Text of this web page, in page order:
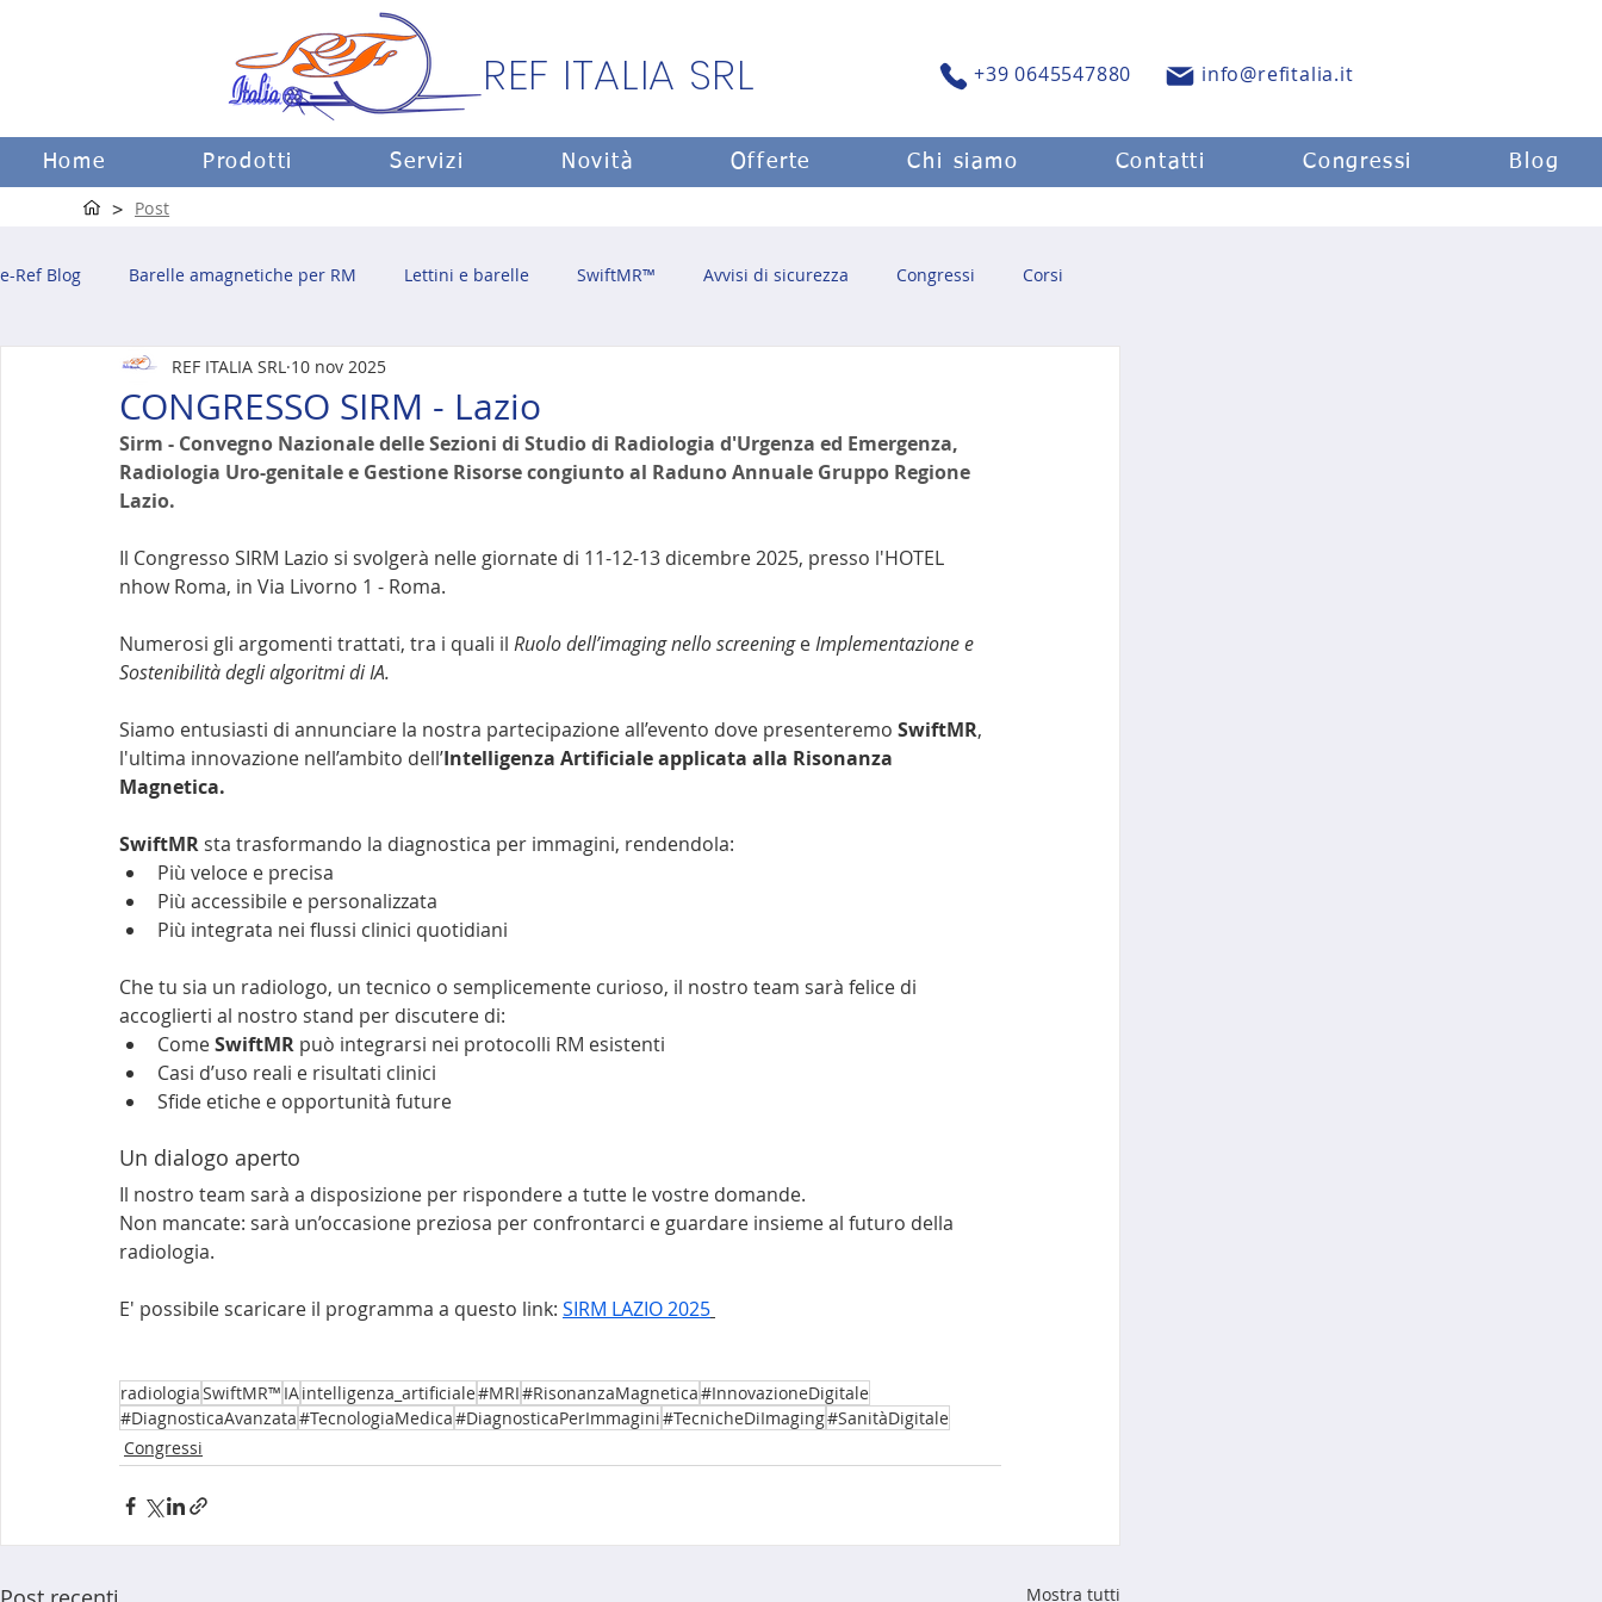
REF ITALIA SRL +39 0645547880 info@refitalia.it
Home Prodotti Servizi Novità Offerte Chi siamo Contatti Congressi Blog
> Post
e-Ref Blog Barelle amagnetiche per RM Lettini e barelle SwiftMR™ Avvisi di sicurezza Congressi Corsi
CONGRESSO SIRM - Lazio
REF ITALIA SRL 10 nov 2025
Sirm - Convegno Nazionale delle Sezioni di Studio di Radiologia d'Urgenza ed Emergenza,
Radiologia Uro-genitale e Gestione Risorse congiunto al Raduno Annuale Gruppo Regione
Lazio.
Il Congresso SIRM Lazio si svolgerà nelle giornate di 11-12-13 dicembre 2025, presso l'HOTEL
nhow Roma, in Via Livorno 1 - Roma.
Numerosi gli argomenti trattati, tra i quali il Ruolo dell’imaging nello screening e Implementazione e
Sostenibilità degli algoritmi di IA.
Siamo entusiasti di annunciare la nostra partecipazione all’evento dove presenteremo SwiftMR,
l'ultima innovazione nell’ambito dell’Intelligenza Artificiale applicata alla Risonanza
Magnetica.
SwiftMR sta trasformando la diagnostica per immagini, rendendola:
Più veloce e precisa
Più accessibile e personalizzata
Più integrata nei flussi clinici quotidiani
Che tu sia un radiologo, un tecnico o semplicemente curioso, il nostro team sarà felice di
accoglierti al nostro stand per discutere di:
Come SwiftMR può integrarsi nei protocolli RM esistenti
Casi d’uso reali e risultati clinici
Sfide etiche e opportunità future
Un dialogo aperto
Il nostro team sarà a disposizione per rispondere a tutte le vostre domande.
Non mancate: sarà un’occasione preziosa per confrontarci e guardare insieme al futuro della
radiologia.
E' possibile scaricare il programma a questo link: SIRM LAZIO 2025
radiologiaSwiftMR™ IAintelligenza_artificiale#MRI#RisonanzaMagnetica#InnovazioneDigitale
#DiagnosticaAvanzata#TecnologiaMedica#DiagnosticaPerImmagini#TecnicheDiImaging#SanitàDigitale
Congressi
Mostra tutti